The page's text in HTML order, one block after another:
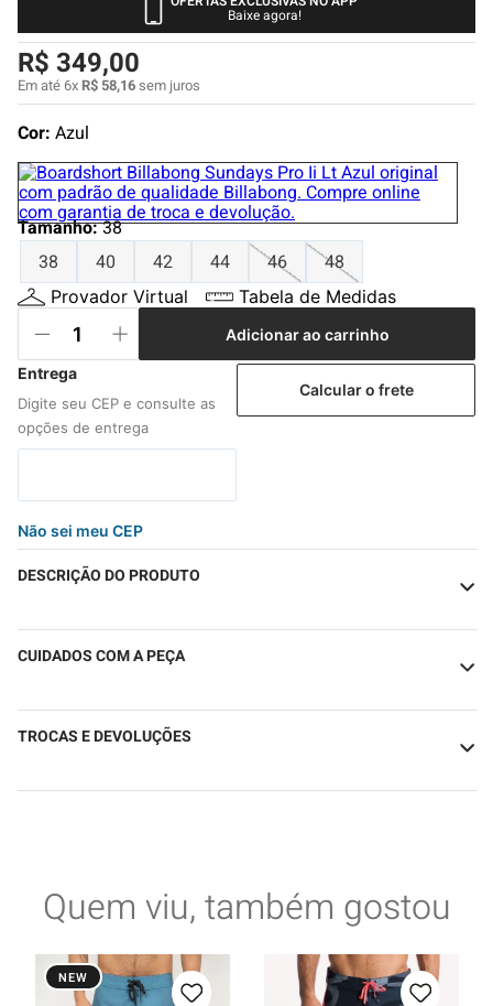
Baixe agora!
R$ 349,00
Em até 6xR$ 58,16sem juros
Cor: Azul
Tamanho:38
38
40 42 44 46 48
Provador Virtual Tabela de Medidas
Adicionar ao carrinho
Não sei meu CEP
Calcular o frete
DESCRIÇÃO DO PRODUTO
CUIDADOS COM A PEÇA
TROCAS E DEVOLUÇÕES
Quem viu, também gostou
NEW
5º
camiseta
6º
bermuda
jaqueta
8º
carteira
9º
mochila
10º chinelo